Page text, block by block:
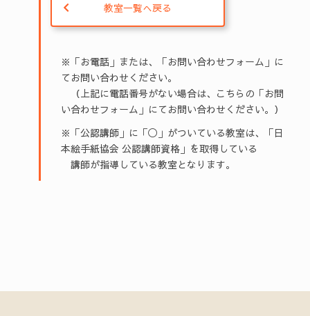
教室一覧へ戻る
※「お電話」または、「お問い合わせフォーム」に
てお問い合わせください。
（上記に電話番号がない場合は、こちらの「お問
い合わせフォーム」にてお問い合わせください。）
※「公認講師」に「◯」がついている教室は、「日
本絵手紙協会 公認講師資格」を取得している
講師が指導している教室となります。